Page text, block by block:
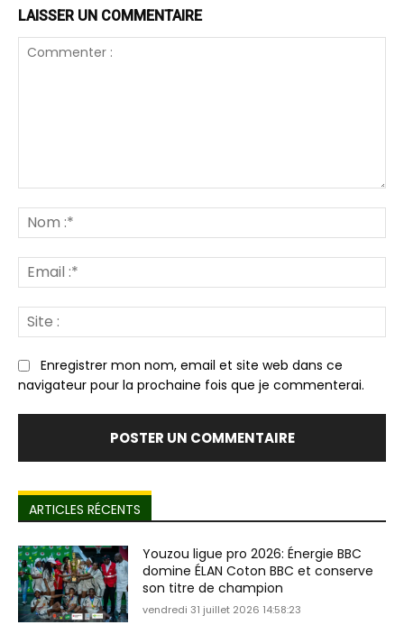
LAISSER UN COMMENTAIRE
:*
:*
:
Enregistrer mon nom, email et site web dans ce
navigateur pour la prochaine fois que je commenterai.
ARTICLES RÉCENTS
Youzou ligue pro 2026: Énergie BBC
domine ÉLAN Coton BBC et conserve
son titre de champion
vendredi 31 juillet 2026 14:58:23